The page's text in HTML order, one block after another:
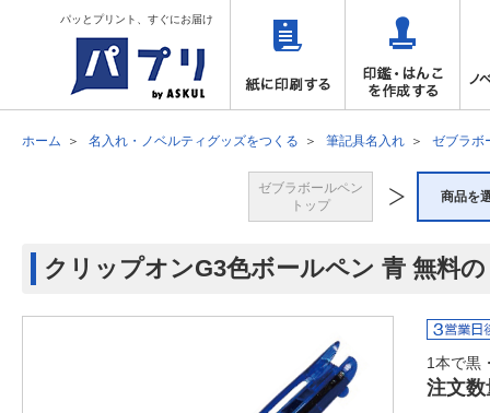
パッとプリント、すぐにお届け
ホーム 名入れ・ノベルティグッズをつくる 筆記具名入れ ゼブラボ
ゼブラボールペン
トップ
商品を
クリップオンG3色ボールペン 青 無料
1本で黒
注文数